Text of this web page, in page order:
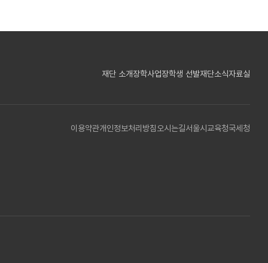
재단 소개장학사업장학생 선발재단소식자료실
이용약관개인정보처리방침 오시는길서울시교육청국세청